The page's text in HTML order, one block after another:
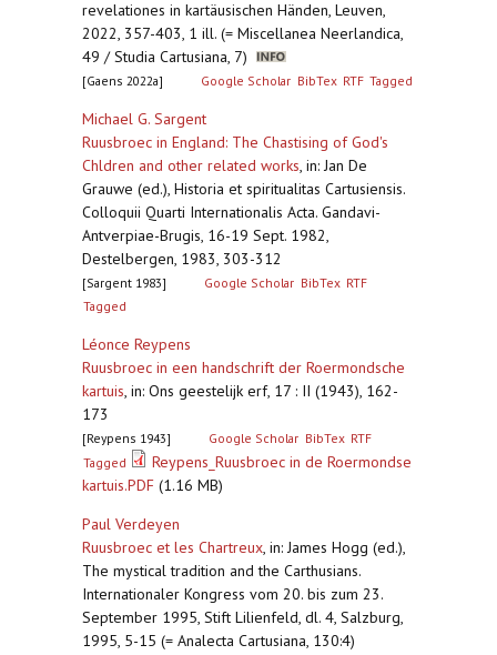
revelationes in kartäusischen Händen, Leuven,
2022, 357-403, 1 ill. (= Miscellanea Neerlandica,
49 / Studia Cartusiana, 7)
[Gaens 2022a] Google Scholar BibTex RTF Tagged
Michael G. Sargent
Ruusbroec in England: The Chastising of God's
Chldren and other related works, in: Jan De
Grauwe (ed.), Historia et spiritualitas Cartusiensis.
Colloquii Quarti Internationalis Acta. Gandavi-
Antverpiae-Brugis, 16-19 Sept. 1982,
Destelbergen, 1983, 303-312
[Sargent 1983] Google Scholar BibTex RTF
Tagged
Léonce Reypens
Ruusbroec in een handschrift der Roermondsche
kartuis, in: Ons geestelijk erf, 17 : II (1943), 162-
173
[Reypens 1943] Google Scholar BibTex RTF
Tagged
Reypens_Ruusbroec in de Roermondse
kartuis.PDF (1.16 MB)
Paul Verdeyen
Ruusbroec et les Chartreux, in: James Hogg (ed.),
The mystical tradition and the Carthusians.
Internationaler Kongress vom 20. bis zum 23.
September 1995, Stift Lilienfeld, dl. 4, Salzburg,
1995, 5-15 (= Analecta Cartusiana, 130:4)